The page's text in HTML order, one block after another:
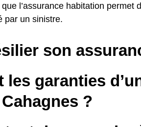
l’assurance habitation permet
par un sinistre.
son
les garanties
?